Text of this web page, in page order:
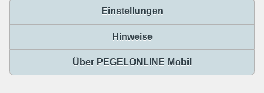
Einstellungen
Hinweise
Über PEGELONLINE Mobil